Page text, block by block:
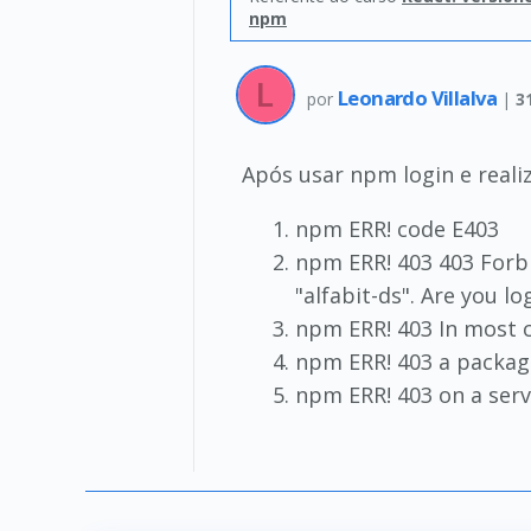
npm
por Leonardo Villalva |
Após usar npm login e
npm ERR! code E403
npm ERR! 403 403
"alfabit-ds". Are you
npm ERR! 403 In
npm ERR! 403 a
npm ERR! 403 on a